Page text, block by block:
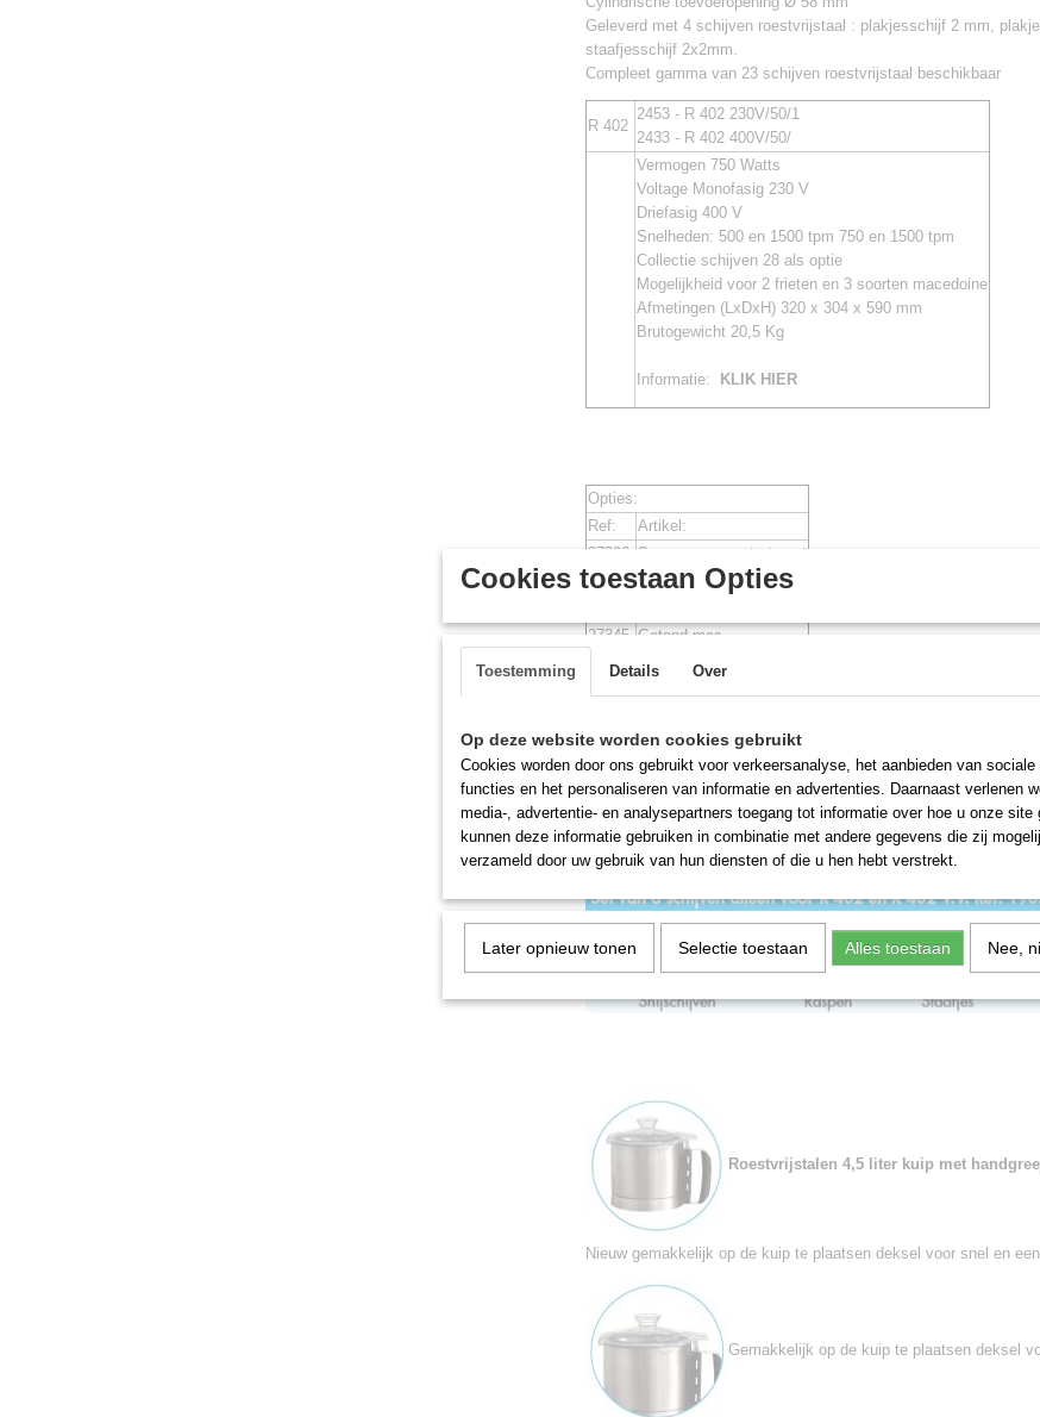
Geleverd met 4 schijven roestvrijstaal : plakjesschijf 2 mm,
staafjesschijf 2x2mm.
Compleet gamma van 23 schijven roestvrijstaal beschikbaar
R 402
2453 - R 402 230V/50/1
2433 - R 402 400V/50/
Vermogen 750 Watts
Voltage Monofasig 230 V
Driefasig 400 V
Snelheden: 500 en 1500 tpm 750 en 1500 tpm
Collectie schijven 28 als optie
Mogelijkheid voor 2 frieten en 3 soorten macedoine
Afmetingen (LxDxH) 320 x 304 x 590 mm
Brutogewicht 20,5 Kg
Informatie: KLIK HIER
Opties:
Ref:
Artikel:
27396 Saus en sausextratorset
27395 Citruspersaccessoire
27345 Getand mes
27344
(Bijkomend) glad mes
Roestvrijstalen 4,5 liter kuip met
Nieuw gemakkelijk op de kuip te plaatsen deksel voor snel en
Gemakkelijk op de kuip te plaatsen deksel
Cookies toestaan Opties
Toestemming Details Over
Op deze website worden cookies gebruikt
Cookies worden door ons gebruikt voor verkeersanalyse, het aanbieden van sociale
functies en het personaliseren van informatie en advertenties. Daarnaast verlenen
media-, advertentie- en analysepartners toegang tot informatie over hoe u onze site
kunnen deze informatie gebruiken in combinatie met andere gegevens die zij
verzameld door uw gebruik van hun diensten of die u hen hebt verstrekt.
Later opnieuw tonen Selectie toestaan Alles toestaan Nee,